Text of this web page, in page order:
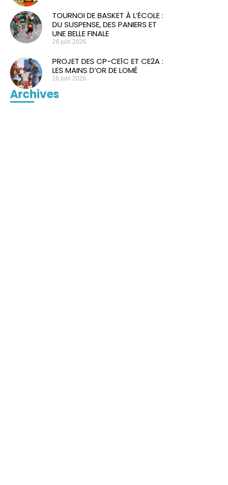
TOURNOI DE BASKET À L’ÉCOLE :
DU SUSPENSE, DES PANIERS ET
UNE BELLE FINALE
26 juin 2026
PROJET DES CP-CE1C ET CE2A :
LES MAINS D’OR DE LOMÉ
26 juin 2026
Archives